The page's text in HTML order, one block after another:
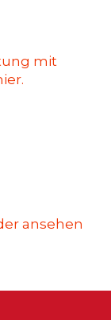
mit
ansehen